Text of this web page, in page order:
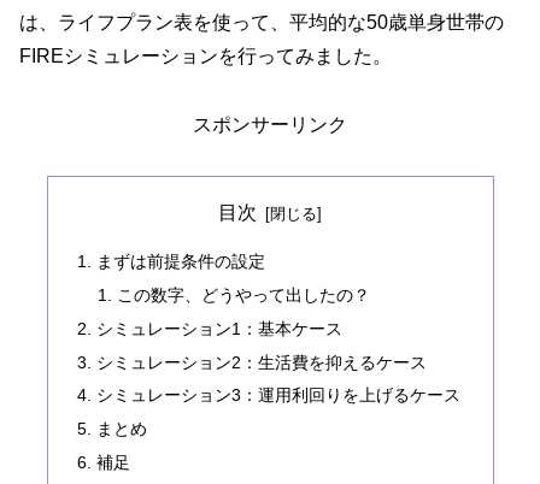
は、ライフプラン表を使って、平均的な50歳単身世帯の
FIREシミュレーションを行ってみました。
スポンサーリンク
目次
まずは前提条件の設定
この数字、どうやって出したの？
シミュレーション1：基本ケース
シミュレーション2：生活費を抑えるケース
シミュレーション3：運用利回りを上げるケース
まとめ
補足